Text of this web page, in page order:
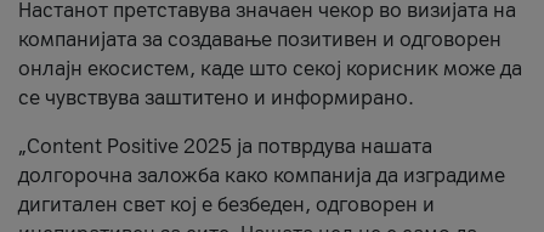
Настанот претставува значаен чекор во визијата на
компанијата за создавање позитивен и одговорен
онлајн екосистем, каде што секој корисник може да
се чувствува заштитено и информирано.
„Content Positive 2025 ја потврдува нашата
долгорочна заложба како компанија да изградиме
дигитален свет кој е безбеден, одговорен и